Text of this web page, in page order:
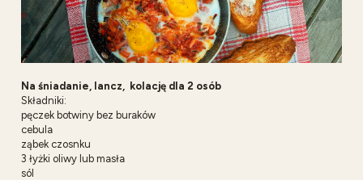
Na śniadanie, lancz, kolację dla 2 osób
Składniki:
pęczek botwiny bez buraków
cebula
ząbek czosnku
3 łyżki oliwy lub masła
sól